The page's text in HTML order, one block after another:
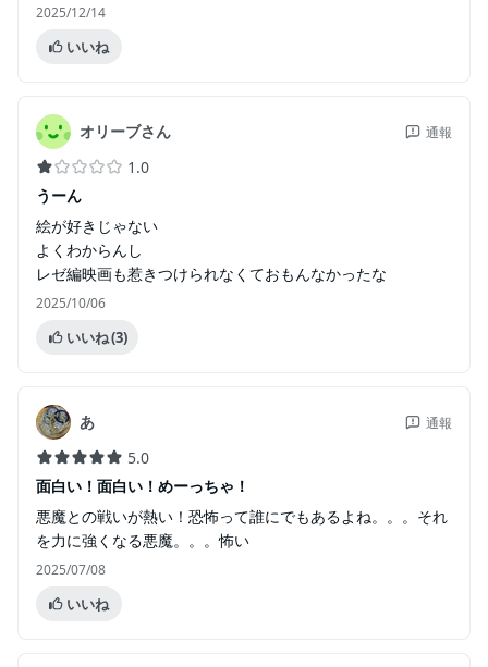
2025/12/14
いいね
オリーブさん 通報
1.0
うーん
絵が好きじゃない
よくわからんし
レゼ編映画も惹きつけられなくておもんなかったな
2025/10/06
いいね(3)
あ 通報
5.0
面白い！面白い！めーっちゃ！
悪魔との戦いが熱い！恐怖って誰にでもあるよね。。。それ
を力に強くなる悪魔。。。怖い
2025/07/08
いいね